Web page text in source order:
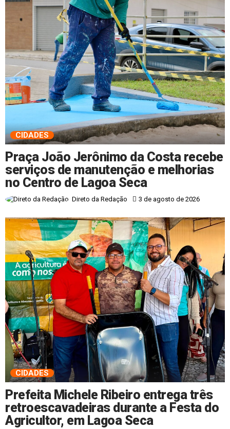
CIDADES
Praça João Jerônimo da Costa recebe
serviços de manutenção e melhorias
no Centro de Lagoa Seca
Direto da Redação 3 de agosto de 2026
CIDADES
Prefeita Michele Ribeiro entrega três
retroescavadeiras durante a Festa do
Agricultor, em Lagoa Seca